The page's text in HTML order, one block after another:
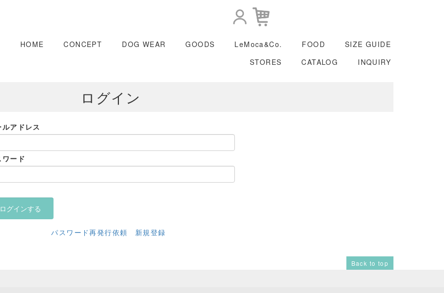
HOME CONCEPT DOG WEAR GOODS LeMoca&Co. FOOD
SIZE GUIDE
STORES
CATALOG INQUIRY
ログイン
ログイン
ルアドレス
ワード
パスワード再発行依頼 新規登録
Back to top